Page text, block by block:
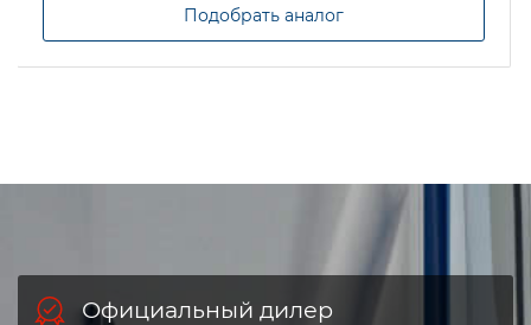
Подобрать аналог
Официальный дилер